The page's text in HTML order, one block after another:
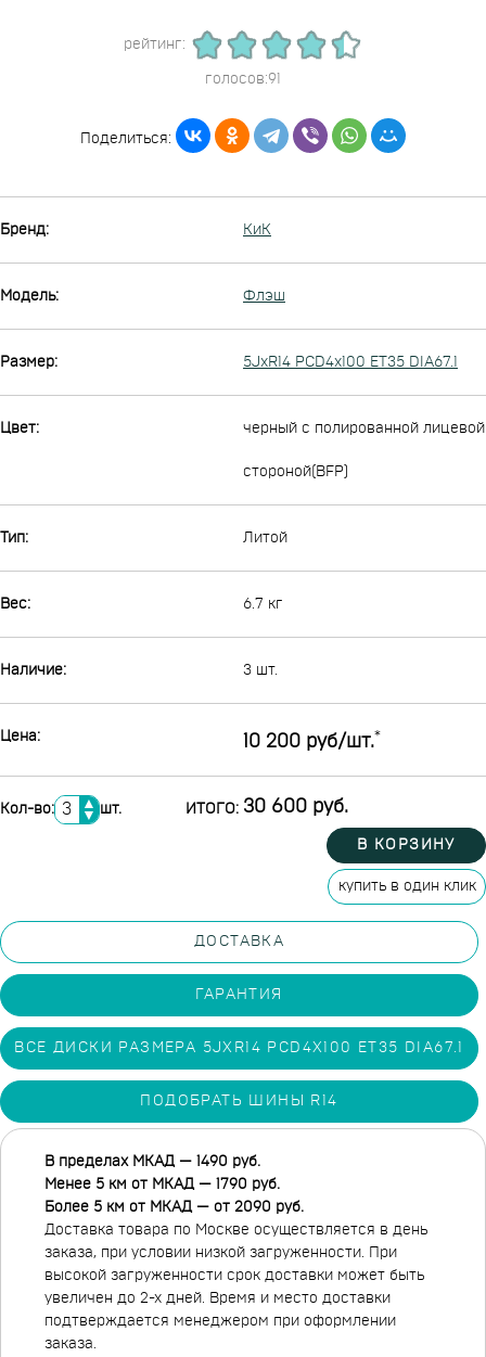
рейтинг:
голосов:91
Поделиться:
Бренд: КиК
Модель: Флэш
Размер: 5JxR14 PCD4x100 ET35 DIA67.1
Цвет: черный с полированной лицевой
стороной(BFP)
Тип: Литой
Вес: 6.7 кг
Наличие: 3 шт.
Цена: 10 200 руб/шт.*
Кол-во: ▲
▼ шт. ИТОГО: 30 600 руб.
В КОРЗИНУ
купить в один клик
ДОСТАВКА
ГАРАНТИЯ
ВСЕ ДИСКИ РАЗМЕРА 5JXR14 PCD4X100 ET35 DIA67.1
ПОДОБРАТЬ ШИНЫ R14
В пределах МКАД — 1490 руб.
Менее 5 км от МКАД — 1790 руб.
Более 5 км от МКАД — от 2090 руб.
Доставка товара по Москве осуществляется в день
заказа, при условии низкой загруженности. При
высокой загруженности срок доставки может быть
увеличен до 2-х дней. Время и место доставки
подтверждается менеджером при оформлении
заказа.